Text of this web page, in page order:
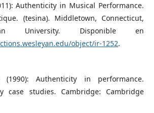
Authenticity in Musical Performance.
(tesina). Middletown, Connecticut,
University. Disponible en
object/ir-1252.
Authenticity in performance.
case studies. Cambridge: Cambridge